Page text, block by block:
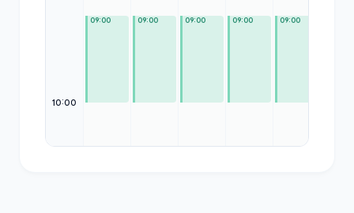
10:00
09:00 09:00 09:00 09:00 09:00